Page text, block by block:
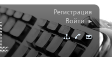
Регистрация
Войти ▸